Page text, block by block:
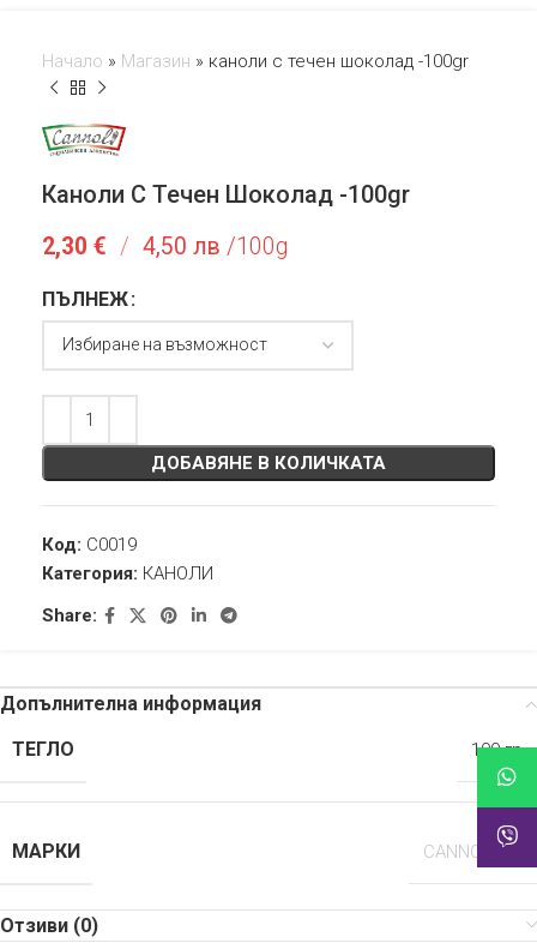
Начало » Магазин » каноли с течен шоколад -100gr
Каноли С Течен Шоколад -100gr
2,30 € / 4,50 лв /100g
ПЪЛНЕЖ
ДОБАВЯНЕ В КОЛИЧКАТА
Код: C0019
Категория: КАНОЛИ
Share:
Допълнителна информация
ТЕГЛО
100 гр
МАРКИ CANNOLI.BG
Отзиви (0)